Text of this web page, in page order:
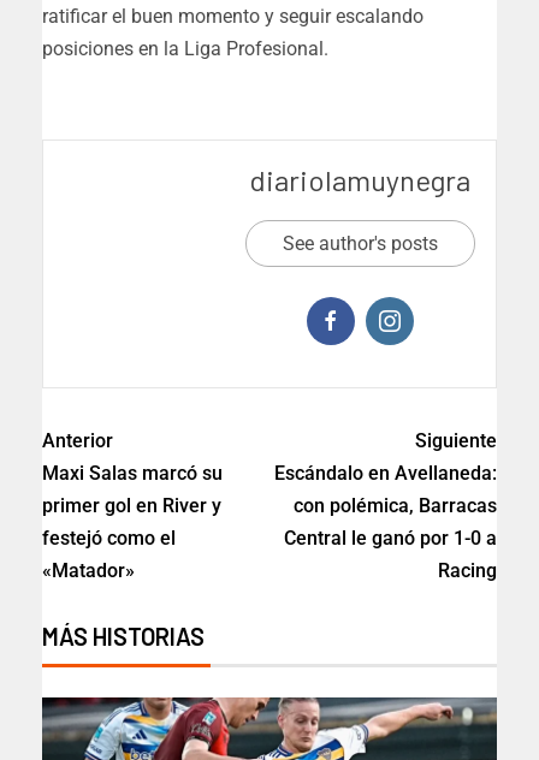
ratificar el buen momento y seguir escalando
posiciones en la Liga Profesional.
diariolamuynegra
See author's posts
Anterior
Maxi Salas marcó su
primer gol en River y
festejó como el
«Matador»
Siguiente
Escándalo en Avellaneda:
con polémica, Barracas
Central le ganó por 1-0 a
Racing
MÁS HISTORIAS